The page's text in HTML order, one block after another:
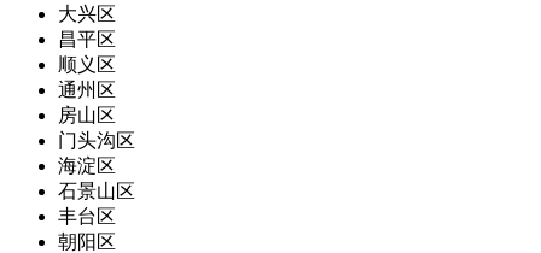
大兴区
昌平区
顺义区
通州区
房山区
门头沟区
海淀区
石景山区
丰台区
朝阳区